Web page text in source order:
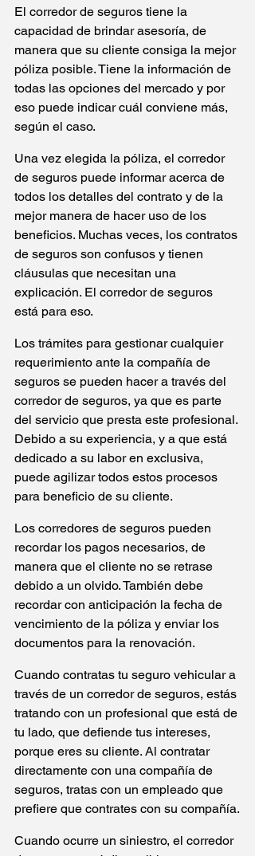
El corredor de seguros tiene la
capacidad de brindar asesoría, de
manera que su cliente consiga la mejor
póliza posible. Tiene la información de
todas las opciones del mercado y por
eso puede indicar cuál conviene más,
según el caso.
Una vez elegida la póliza, el corredor
de seguros puede informar acerca de
todos los detalles del contrato y de la
mejor manera de hacer uso de los
beneficios. Muchas veces, los contratos
de seguros son confusos y tienen
cláusulas que necesitan una
explicación. El corredor de seguros
está para eso.
Los trámites para gestionar cualquier
requerimiento ante la compañía de
seguros se pueden hacer a través del
corredor de seguros, ya que es parte
del servicio que presta este profesional.
Debido a su experiencia, y a que está
dedicado a su labor en exclusiva,
puede agilizar todos estos procesos
para beneficio de su cliente.
Los corredores de seguros pueden
recordar los pagos necesarios, de
manera que el cliente no se retrase
debido a un olvido. También debe
recordar con anticipación la fecha de
vencimiento de la póliza y enviar los
documentos para la renovación.
Cuando contratas tu seguro vehicular a
través de un corredor de seguros, estás
tratando con un profesional que está de
tu lado, que defiende tus intereses,
porque eres su cliente. Al contratar
directamente con una compañía de
seguros, tratas con un empleado que
prefiere que contrates con su compañía.
Cuando ocurre un siniestro, el corredor